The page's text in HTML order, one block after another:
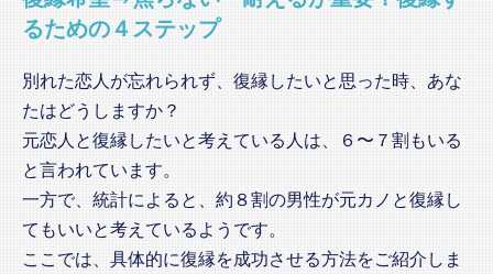
るための４ステップ
別れた恋人が忘れられず、復縁したいと思った時、あな
たはどうしますか？
元恋人と復縁したいと考えている人は、６〜７割もいる
と言われています。
一方で、統計によると、約８割の男性が元カノと復縁し
てもいいと考えているようです。
ここでは、具体的に復縁を成功させる方法をご紹介しま